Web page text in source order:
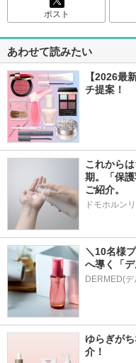
ポスト
あわせて読みたい
【2026最
チ提案！
これから
期。「保
ご紹介。
ドモホルン
＼10名様
へ導く「
DERMED(
ゆらぎが
介！